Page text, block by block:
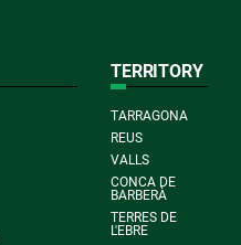
TERRITORY
TARRAGONA
REUS
VALLS
CONCA DE
BARBERÀ
TERRES DE
L'EBRE